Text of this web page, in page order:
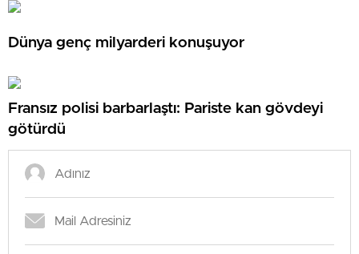
Dünya genç milyarderi konuşuyor
Fransız polisi barbarlaştı: Pariste kan gövdeyi
götürdü